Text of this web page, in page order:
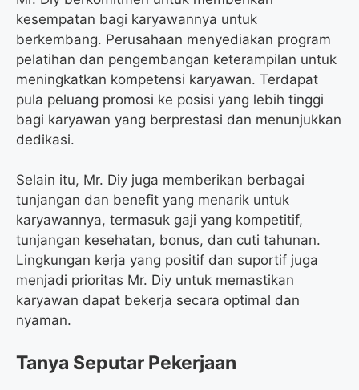
kesempatan bagi karyawannya untuk
berkembang. Perusahaan menyediakan program
pelatihan dan pengembangan keterampilan untuk
meningkatkan kompetensi karyawan. Terdapat
pula peluang promosi ke posisi yang lebih tinggi
bagi karyawan yang berprestasi dan menunjukkan
dedikasi.
Selain itu, Mr. Diy juga memberikan berbagai
tunjangan dan benefit yang menarik untuk
karyawannya, termasuk gaji yang kompetitif,
tunjangan kesehatan, bonus, dan cuti tahunan.
Lingkungan kerja yang positif dan suportif juga
menjadi prioritas Mr. Diy untuk memastikan
karyawan dapat bekerja secara optimal dan
nyaman.
Tanya Seputar Pekerjaan